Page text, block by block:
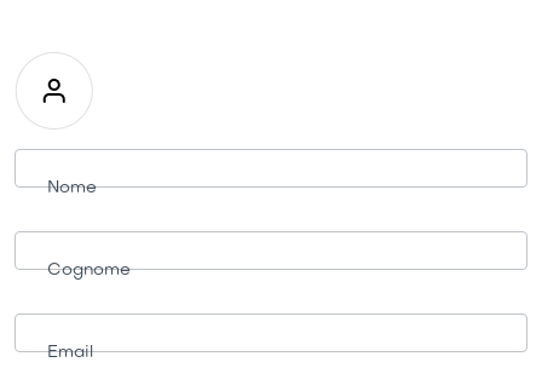
Richiesta
informazioni
Nome
Cognome
Email